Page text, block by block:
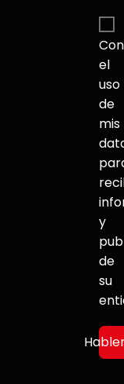
el
uso
de
mis
y
de
su